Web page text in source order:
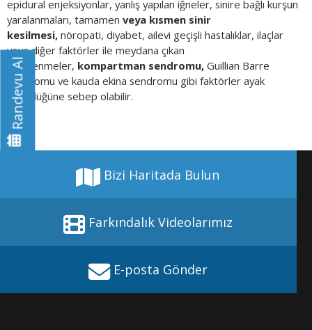
epidural enjeksiyonlar, yanlış yapılan iğneler, sinire bağlı kurşun
yaralanmaları, tamamen veya kısmen sinir
kesilmesi, nöropati, diyabet, ailevi geçişli hastalıklar, ilaçlar
veya diğer faktörler ile meydana çıkan
zehirlenmeler, kompartman sendromu, Guillian Barre
sendromu ve kauda ekina sendromu gibi faktörler ayak
düşüklüğüne sebep olabilir.
Bizi Haritada Bulun
Randevu Al
Farkındalık Videolarımız
E-posta Gönder